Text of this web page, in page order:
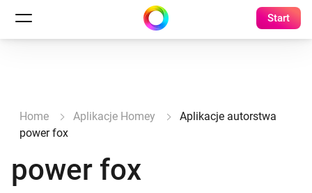
Start
Home Aplikacje Homey
Aplikacje autorstwa
power fox
power fox